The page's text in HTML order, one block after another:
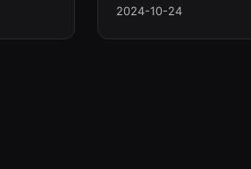
2024-10-24